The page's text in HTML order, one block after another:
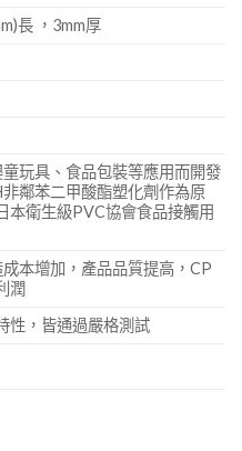
長 ，3mm厚
玩具、食品包裝等應用而開發
鄰苯二甲酸酯塑化劑作為原
本衛生級PVC協會食品接觸用
本增加，產品品質提高，CP
潤
性，皆通過嚴格測試